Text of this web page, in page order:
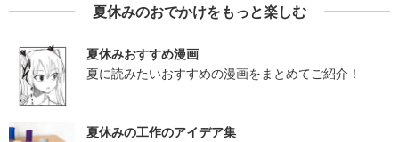
夏休みのおでかけをもっと楽しむ
夏休みおすすめ漫画
夏に読みたいおすすめの漫画をまとめてご紹介！
夏休みの工作のアイデア集